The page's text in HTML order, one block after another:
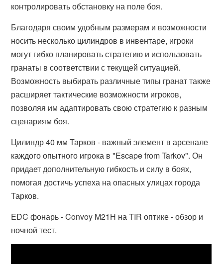
контролировать обстановку на поле боя.
Благодаря своим удобным размерам и возможности
носить несколько цилиндров в инвентаре, игроки
могут гибко планировать стратегию и использовать
гранаты в соответствии с текущей ситуацией.
Возможность выбирать различные типы гранат также
расширяет тактические возможности игроков,
позволяя им адаптировать свою стратегию к разным
сценариям боя.
Цилиндр 40 мм Тарков - важный элемент в арсенале
каждого опытного игрока в "Escape from Tarkov". Он
придает дополнительную гибкость и силу в боях,
помогая достичь успеха на опасных улицах города
Тарков.
EDC фонарь - Convoy M21H на TIR оптике - обзор и
ночной тест.